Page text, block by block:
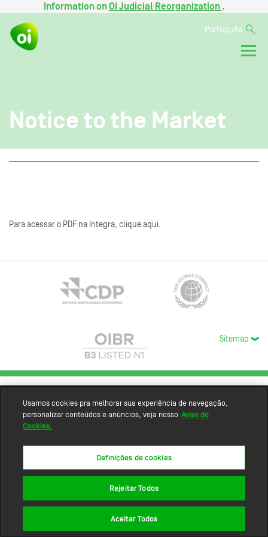
Information onOi Judicial Reorganization .
Português
Notice to the Market
Para acessar o PDF na íntegra, clique aqui.
Sitemap
Usamos cookies pra melhorar sua experiência de navegação,
personalizar conteúdos e anúncios, veja nosso Aviso de
Cookies.
Definições de cookies
Rejeitar Todos
Aceitar Todos